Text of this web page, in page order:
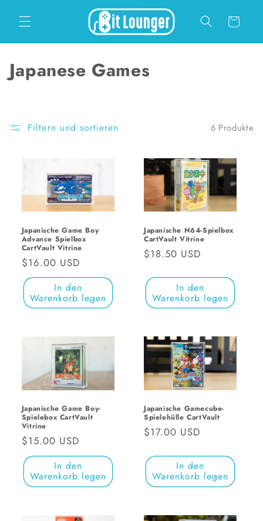
zum
Inhalt Warenkorb
K
e
Japanese Games
Filtern und sortieren 6 Produkte
Japanische Game Boy
Advance Spielbox
CartVault Vitrine
Normaler
Preis
$16.00 USD
In den
Warenkorb legen
Japanische N64-Spielbox
CartVault Vitrine
Normaler
$18.50 USD
In den
Warenkorb legen
Japanische Game Boy-
Spielebox CartVault
Vitrine
Normaler
Preis
$15.00 USD
In den
Warenkorb legen
Japanische Gamecube-
Spielehülle CartVault
Normaler
$17.00 USD
In den
Warenkorb legen